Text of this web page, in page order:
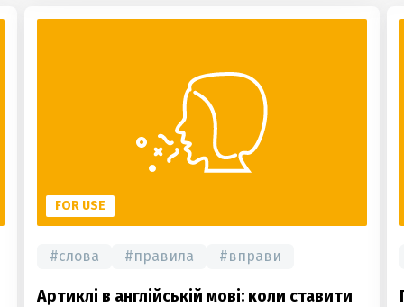
FOR USE
#слова #правила #вправи
Артиклі в англійській мові: коли ставити